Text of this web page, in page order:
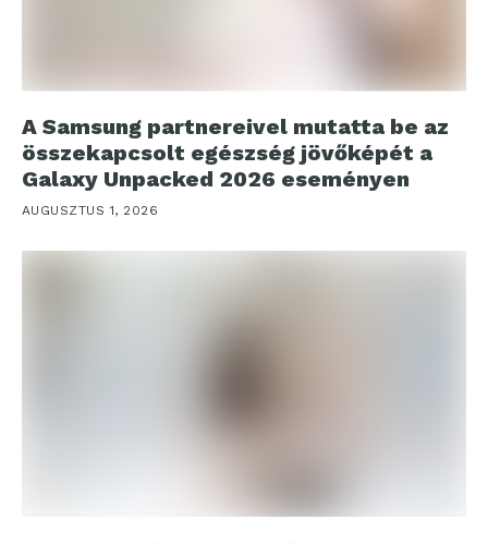
A Samsung partnereivel mutatta be az
összekapcsolt egészség jövőképét a
Galaxy Unpacked 2026 eseményen
AUGUSZTUS 1, 2026